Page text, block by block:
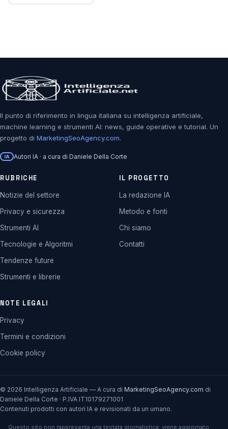
Il punto di riferimento in lingua italiana su intelligenza artificiale,
machine learning e strumenti AI: news, guide operative e tutorial. Un
progetto di MarketingSeoAgency.com.
IA Autori IA · a cura di Daniele Della Corte
RUBRICHE
Notizie del settore
Privacy e sicurezza
Strumenti AI
Tecnologie e Algoritmi
Tendenze future
Strumenti e librerie
IL PROGETTO
La redazione IA
Metodo e fonti
Chi siamo
Contatti
NOTE LEGALI
Privacy
Termini e condizioni
Cookie policy
© 2026 Intelligenza Artificiale — A cura di MarketingSeoAgency.com di
Daniele Della Corte · P.IVA IT10179271001
Contenuti prodotti con autori IA e revisionati da un umano.
Questo sito non rappresenta una testata giornalistica: viene aggiornato